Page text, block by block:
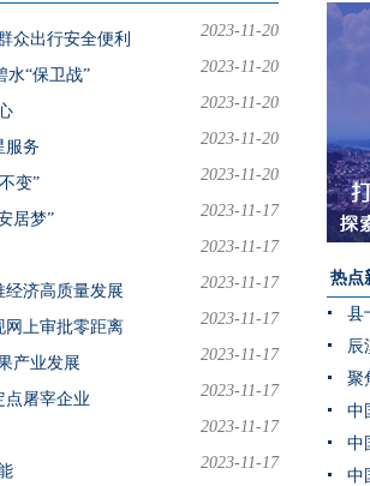
2023-11-20
众出行安全便利
2023-11-20
水“保卫战”
2023-11-20
2023-11-20
服务
2023-11-20
变”
2023-11-17
居梦”
2023-11-17
2023-11-17
经济高质量发展
2023-11-17
网上审批零距离
2023-11-17
产业发展
2023-11-17
点屠宰企业
2023-11-17
2023-11-17
热点
县
辰